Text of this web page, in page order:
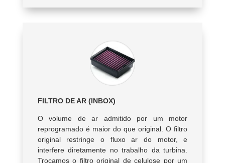
FILTRO DE AR (INBOX)
O volume de ar admitido por um motor
reprogramado é maior do que original. O filtro
original restringe o fluxo ar do motor, e
interfere diretamente no trabalho da turbina.
Trocamos o filtro original de celulose por um